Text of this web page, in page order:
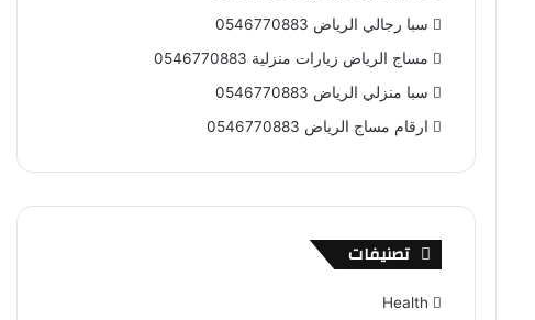
سبا رجالي الرياض 0546770883
مساج الرياض زيارات منزلية 0546770883
سبا منزلي الرياض 0546770883
ارقام مساج الرياض 0546770883
تصنيفات
Health